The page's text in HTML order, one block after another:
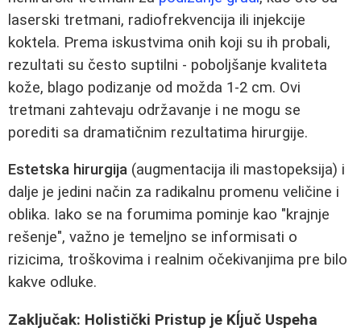
laserski tretmani, radiofrekvencija ili injekcije
koktela. Prema iskustvima onih koji su ih probali,
rezultati su često suptilni - poboljšanje kvaliteta
kože, blago podizanje od možda 1-2 cm. Ovi
tretmani zahtevaju održavanje i ne mogu se
porediti sa dramatičnim rezultatima hirurgije.
Estetska hirurgija (augmentacija ili mastopeksija) i
dalje je jedini način za radikalnu promenu veličine i
oblika. Iako se na forumima pominje kao "krajnje
rešenje", važno je temeljno se informisati o
rizicima, troškovima i realnim očekivanjima pre bilo
kakve odluke.
Zaključak: Holistički Pristup je Kĺjuč Uspeha